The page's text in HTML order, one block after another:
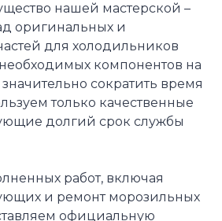
нашей мастерской –
оригинальных и
для холодильников
компонентов на
сократить время
только качественные
долгий срок службы
работ, включая
и ремонт морозильных
официальную